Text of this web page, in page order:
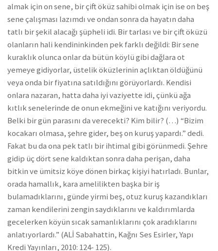
almak için on sene, bir çift öküz sahibi olmak için ise on beş
sene çalışması lazımdı ve ondan sonra da hayatın daha
tatlı bir şekil alacağı şüpheli idi. Bir tarlası ve bir çift öküzü
olanların hali kendininkinden pek farklı değildi: Bir sene
kuraklık olunca onlar da bütün köylü gibi dağlara ot
yemeye gidiyorlar, üstelik öküzlerinin açlıktan öldüğünü
veya onda bir fiyatına satıldığını görüyorlardı. Kendisi
onlara nazaran, hatta daha iyi vaziyette idi, çünkü ağa
kıtlık senelerinde de onun ekmeğini ve katığını veriyordu.
Belki bir gün parasını da verecekti? Kim bilir? (…) “Bizim
kocakarı olmasa, şehre gider, beş on kuruş yapardı.” dedi.
Fakat bu da ona pek tatlı bir ihtimal gibi görünmedi. Şehre
gidip üç dört sene kaldıktan sonra daha perişan, daha
bitkin ve ümitsiz köye dönen birkaç kişiyi hatırladı. Bunlar,
orada hamallık, kara amelilikten başka bir iş
bulamadıklarını, günde yirmi beş, otuz kuruş kazandıkları
zaman kendilerini zengin saydıklarını ve kaldırımlarda
gecelerken köyün sıcak samanlıklarını çok aradıklarını
anlatıyorlardı.” (ALİ Sabahattin, Kağnı Ses Esirler, Yapı
Kredi Yayınları, 2010: 124- 125).